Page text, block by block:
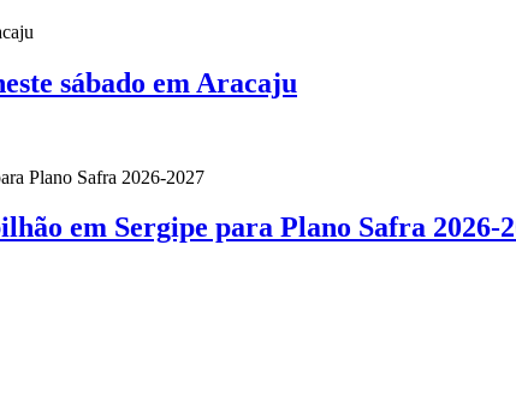
sábado em Aracaju
em Sergipe para Plano Safra 2026-